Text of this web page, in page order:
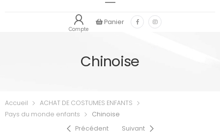
Compte
Panier
Chinoise
Accueil
ACHAT DE COSTUMES ENFANTS
Pays du monde enfants
Chinoise
Précédent
Suivant